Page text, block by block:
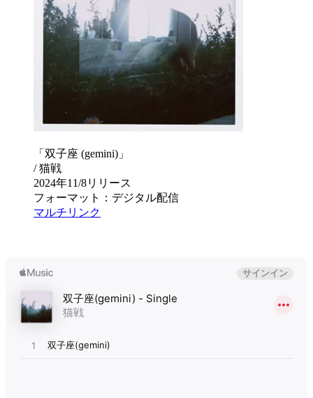
「双子座 (gemini)」
/ 猫戦
2024年11/8リリース
フォーマット：デジタル配信
マルチリンク